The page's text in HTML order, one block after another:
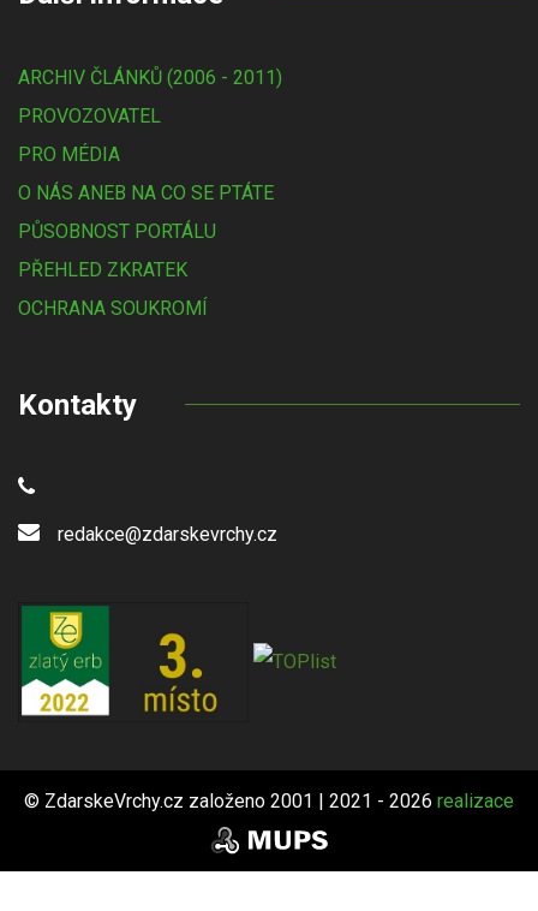
ARCHIV ČLÁNKŮ (2006 - 2011)
PROVOZOVATEL
PRO MÉDIA
O NÁS ANEB NA CO SE PTÁTE
PŮSOBNOST PORTÁLU
PŘEHLED ZKRATEK
OCHRANA SOUKROMÍ
Kontakty
redakce@zdarskevrchy.cz
© ZdarskeVrchy.cz založeno 2001 | 2021 - 2026 realizace